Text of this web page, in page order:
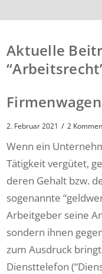
Aktuelle
2. Februar 2021 / 2
Wenn ein
Tätigkeit vergütet,
deren Gehalt bzw.
sogenannte
Arbeitgeber seine
sondern ihnen
zum Ausdruck
Diensttelefon